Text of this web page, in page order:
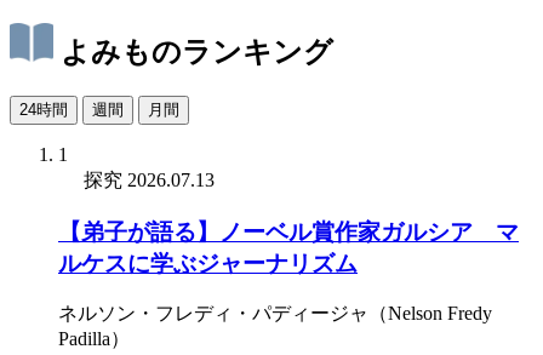
よみものランキング
24時間 週間 月間
1
探究 2026.07.13
【弟子が語る】ノーベル賞作家ガルシア゠マ
ルケスに学ぶジャーナリズム
ネルソン・フレディ・パディージャ（Nelson Fredy
Padilla）